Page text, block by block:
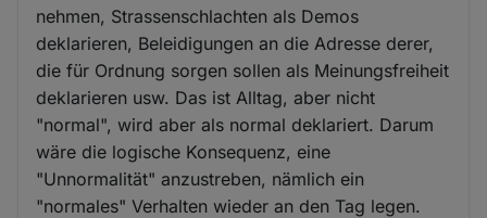
nehmen, Strassenschlachten als Demos
deklarieren, Beleidigungen an die Adresse derer,
die für Ordnung sorgen sollen als Meinungsfreiheit
deklarieren usw. Das ist Alltag, aber nicht
"normal", wird aber als normal deklariert. Darum
wäre die logische Konsequenz, eine
"Unnormalität" anzustreben, nämlich ein
"normales" Verhalten wieder an den Tag legen.